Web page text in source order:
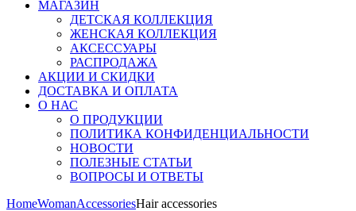
МАГАЗИН
ДЕТСКАЯ КОЛЛЕКЦИЯ
ЖЕНСКАЯ КОЛЛЕКЦИЯ
АКСЕССУАРЫ
РАСПРОДАЖА
АКЦИИ И СКИДКИ
ДОСТАВКА И ОПЛАТА
О НАС
О ПРОДУКЦИИ
ПОЛИТИКА КОНФИДЕНЦИАЛЬНОСТИ
НОВОСТИ
ПОЛЕЗНЫЕ СТАТЬИ
ВОПРОСЫ И ОТВЕТЫ
HomeWomanAccessoriesHair accessories